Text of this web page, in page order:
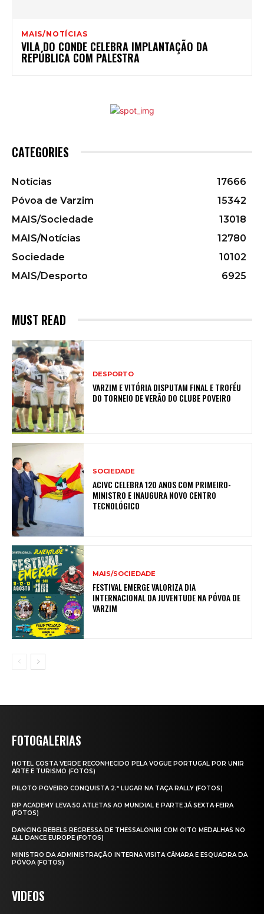
MAIS/NOTÍCIAS
VILA DO CONDE CELEBRA IMPLANTAÇÃO DA
REPÚBLICA COM PALESTRA
CATEGORIES
Notícias
17666
Póvoa de Varzim
15342
MAIS/Sociedade
13018
MAIS/Notícias
12780
Sociedade
10102
MAIS/Desporto
6925
MUST READ
DESPORTO
VARZIM E VITÓRIA DISPUTAM FINAL E TROFÉU
DO TORNEIO DE VERÃO DO CLUBE POVEIRO
SOCIEDADE
ACIVC CELEBRA 120 ANOS COM PRIMEIRO-
MINISTRO E INAUGURA NOVO CENTRO
TECNOLÓGICO
MAIS/SOCIEDADE
FESTIVAL EMERGE VALORIZA DIA
INTERNACIONAL DA JUVENTUDE NA PÓVOA DE
VARZIM
FOTOGALERIAS
HOTEL COSTA VERDE RECONHECIDO PELA VOGUE PORTUGAL POR UNIR
ARTE E TURISMO (FOTOS)
PILOTO POVEIRO CONQUISTA 2.º LUGAR NA TAÇA RALLY (FOTOS)
RP ACADEMY LEVA 50 ATLETAS AO MUNDIAL E PARTE JÁ SEXTA‑FEIRA
(FOTOS)
DANCING REBELS REGRESSA DE THESSALONIKI COM OITO MEDALHAS NO
ALL DANCE EUROPE (FOTOS)
MINISTRO DA ADMINISTRAÇÃO INTERNA VISITA CÂMARA E ESQUADRA DA
PÓVOA (FOTOS)
VIDEOS